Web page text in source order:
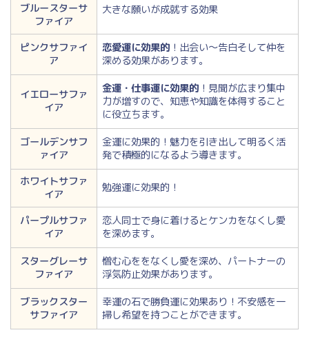
ブルースターサ
ファイア
大きな願いが成就する効果
ピンクサファイ
ア
恋愛運に効果的 ！出会い～告白そして仲を
深める効果があります。
イエローサファ
イア
金運・仕事運に効果的 ！見聞が広まり集中
力が増すので、知恵や知識を体得すること
に役立ちます。
ゴールデンサフ
ァイア
金運に効果的！魅力を引き出して明るく活
発で積極的になるよう導きます。
ホワイトサファ
イア
勉強運に効果的！
パープルサファ
イア
恋人同士で身に着けるとケンカをなくし愛
を深めます。
スターグレーサ
ファイア
憎む心ををなくし愛を深め、パートナーの
浮気防止効果があります。
ブラックスター
サファイア
幸運の石で勝負運に効果あり！不安感を一
掃し希望を持つことができます。